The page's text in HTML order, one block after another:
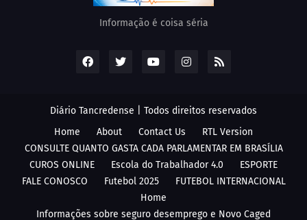
Informação é coisa séria
Diário Tancredense | Todos direitos reservados
Home
About Contact Us
RTL Version
CONSULTE QUANTO GASTA CADA PARLAMENTAR EM BRASÍLIA
CUROS ONLINE
Escola do Trabalhador 4.0
ESPORTE
FALE CONOSCO
Futebol 2025
FUTEBOL INTERNACIONAL
Home
Informações sobre seguro desemprego e Novo Caged